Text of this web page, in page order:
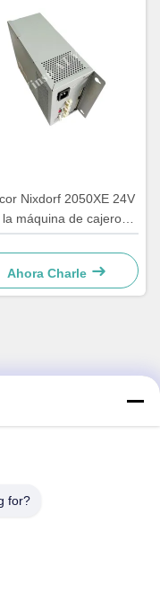
Nixdorf 2050XE 24V
máquina de cajeros
de la fuente de
de piezas
1750069162
Ahora Charle
Shunjiang,
for?